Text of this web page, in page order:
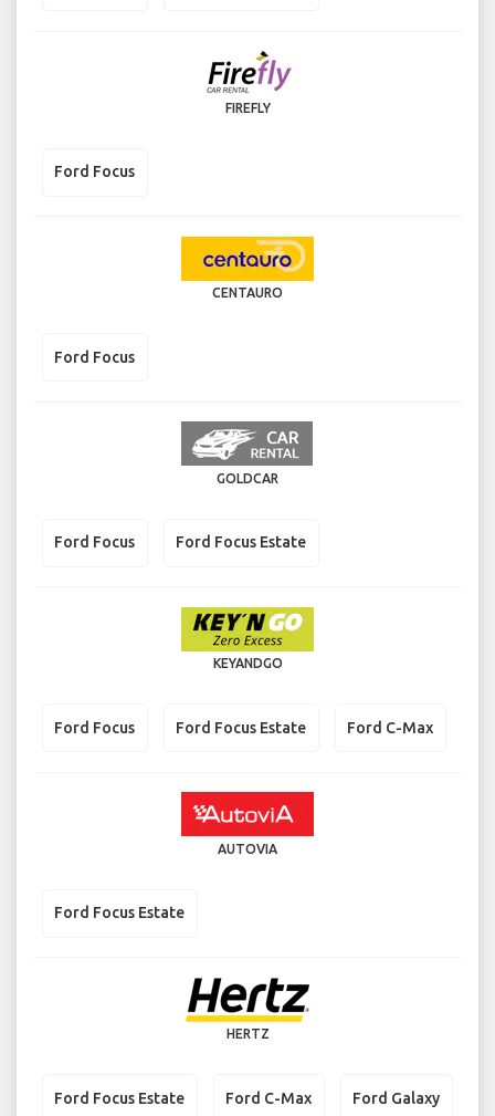
FIREFLY
Ford Focus
CENTAURO
Ford Focus
GOLDCAR
Ford Focus Ford Focus Estate
KEYANDGO
Ford Focus Ford Focus Estate Ford C-Max
AUTOVIA
Ford Focus Estate
HERTZ
Ford Focus Estate Ford C-Max Ford Galaxy